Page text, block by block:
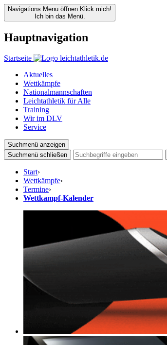
Navigations Menu öffnen Klick mich!
Ich bin das Menü.
Hauptnavigation
Startseite
Aktuelles
Wettkämpfe
Nationalmannschaften
Leichtathletik für Alle
Training
Wir im DLV
Service
Suchmenü anzeigen
Suchmenü schließen
Start›
Wettkämpfe›
Termine›
Wettkampf-Kalender